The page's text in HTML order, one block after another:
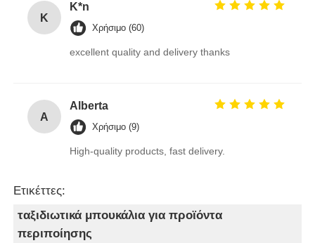
K
K*n
Χρήσιμο (60)
excellent quality and delivery thanks
A
Alberta
Χρήσιμο (9)
High-quality products, fast delivery.
Ετικέττες:
ταξιδιωτικά μπουκάλια για προϊόντα
περιποίησης